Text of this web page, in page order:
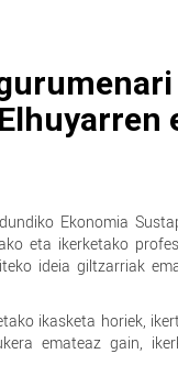
Ekonomia
eta ikerketako
ideia giltzarriak
ikasketa horiek,
emateaz gain,